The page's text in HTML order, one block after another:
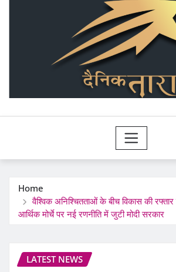
Home
वैश्विक अनिश्चितताओं के बीच विकास की
आर्थिक मोर्चे पर नई रणनीति में जुटी मोदी सरकार
LATEST NEWS